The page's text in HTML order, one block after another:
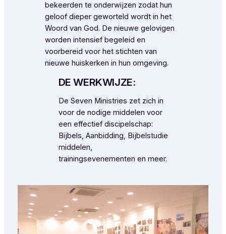
bekeerden te onderwijzen zodat hun
geloof dieper geworteld wordt in het
Woord van God. De nieuwe gelovigen
worden intensief begeleid en
voorbereid voor het stichten van
nieuwe huiskerken in hun omgeving.
DE WERKWIJZE:
De Seven Ministries zet zich in
voor de nodige middelen voor
een effectief discipelschap:
Bijbels, Aanbidding, Bijbelstudie
middelen,
trainingsevenementen en meer.